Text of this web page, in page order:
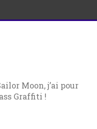
Moon, j’ai pour
Graffiti !